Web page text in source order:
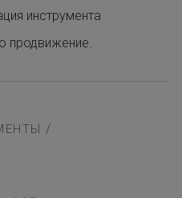
инструмента
продвижение.
/